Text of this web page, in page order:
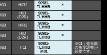
HIR2
90981-
TLHHB
×
HID
(D2R)
90981-
TLHHB
×
HIR2
90981-
TLHHB
×
HID
(D2R)
90981-
TLHHB
×
H11
90981-
TLHHB
※01
※01：発光部
の角度調整が
必要です。